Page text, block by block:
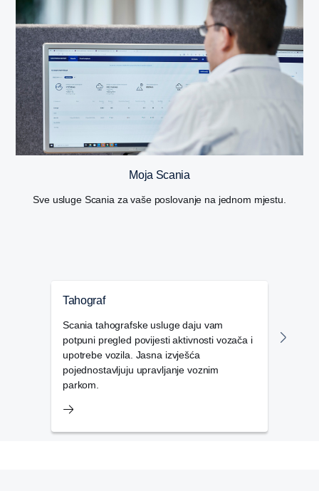
Moja Scania
Sve usluge Scania za vaše poslovanje na jednom mjestu.
Tahograf
Scania tahografske usluge daju vam
potpuni pregled povijesti aktivnosti vozača i
upotrebe vozila. Jasna izvješća
pojednostavljuju upravljanje voznim
parkom.